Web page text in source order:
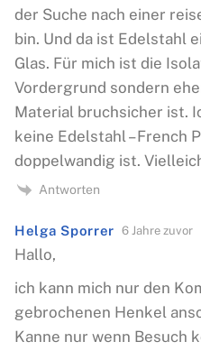
der Suche nach einer
bin. Und da ist Edelstahl
Glas. Für mich ist die
Vordergrund sondern
Material bruchsicher ist.
keine Edelstahl – French
doppelwandig ist.
Antworten
Helga Sporrer 6 Jahre zuvor
Hallo,
ich kann mich nur den
gebrochenen Henkel
Kanne nur wenn Besuch